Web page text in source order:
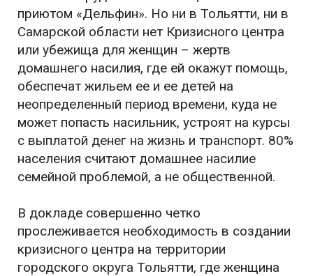
приютом «Дельфин». Но ни в Тольятти, ни в
Самарской области нет Кризисного центра
или убежища для женщин – жертв
домашнего насилия, где ей окажут помощь,
обеспечат жильем ее и ее детей на
неопределенный период времени, куда не
может попасть насильник, устроят на курсы
с выплатой денег на жизнь и транспорт. 80%
населения считают домашнее насилие
семейной проблемой, а не общественной.
В докладе совершенно четко
прослеживается необходимость в создании
кризисного центра на территории
городского округа Тольятти, где женщина